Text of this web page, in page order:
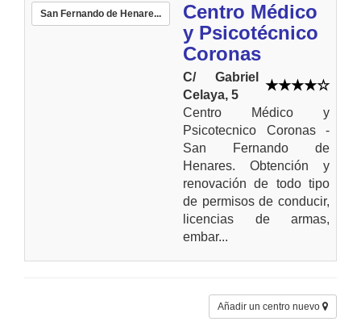
San Fernando de Henare...
Centro Médico
y Psicotécnico
Coronas
C/ Gabriel
Celaya, 5
Centro Médico y
Psicotecnico Coronas -
San Fernando de
Henares. Obtención y
renovación de todo tipo
de permisos de conducir,
licencias de armas,
embar...
Añadir un centro nuevo